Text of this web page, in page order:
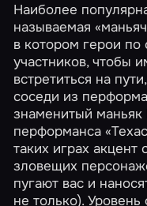
Наиболее
называемая
в котором герои по
участников, чтобы
встретиться на
соседи из
знаменитый
перформанса
таких играх
зловещих
пугают вас и
не только). Уровень